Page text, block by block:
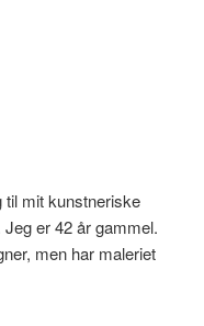
til mit kunstneriske
er 42 år gammel.
men har maleriet